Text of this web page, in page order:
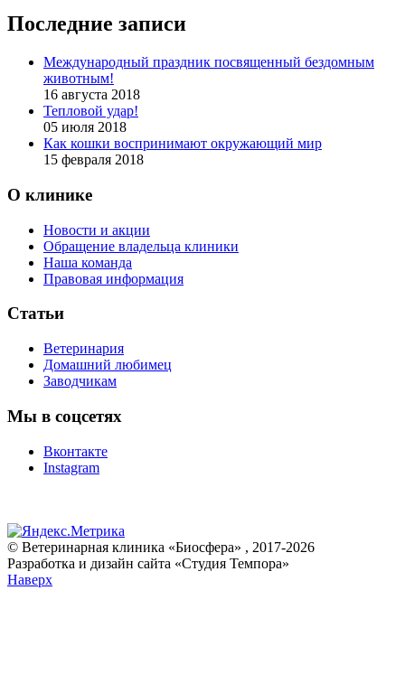
Последние записи
Международный праздник посвященный бездомным
животным!
16 августа 2018
Тепловой удар!
05 июля 2018
Как кошки воспринимают окружающий мир
15 февраля 2018
О клинике
Новости и акции
Обращение владельца клиники
Наша команда
Правовая информация
Статьи
Ветеринария
Домашний любимец
Заводчикам
Мы в соцсетях
Вконтакте
Instagram
© Ветеринарная клиника «Биосфера» , 2017-2026
Разработка и дизайн сайта «Студия Темпора»
Наверх